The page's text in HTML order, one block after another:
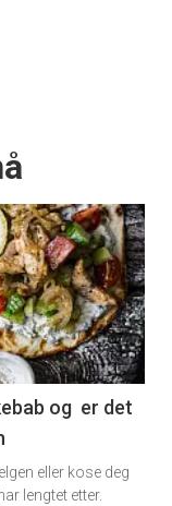
og er det
eller kose deg
lengtet etter.